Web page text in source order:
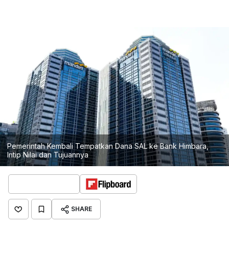
Pemerintah Kembali Tempatkan Dana SAL ke Bank Himbara,
Intip Nilai dan Tujuannya
SHARE